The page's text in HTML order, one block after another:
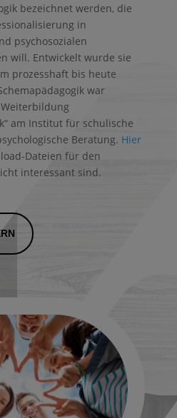
bezeichnet werden, die
in
psychosozialen
will. Entwickelt wurde sie
prozesshaft bis heute
war
am Institut für schulische
Beratung. Hier
Dateien für den
interessant sind.